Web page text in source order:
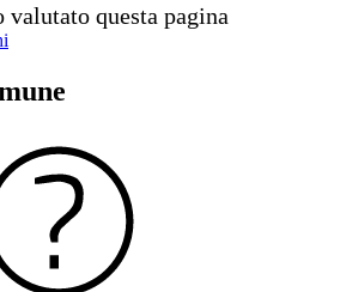
valutato questa pagina